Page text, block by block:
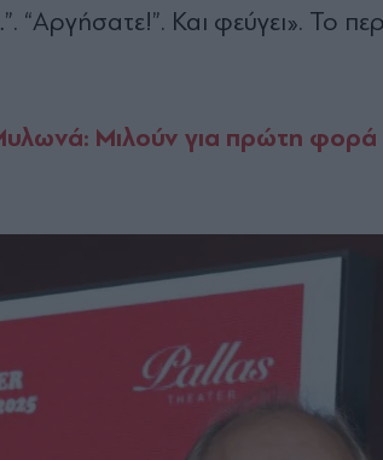
“Αργήσατε!”. Και φεύγει». Το
Μιλούν για πρώτη φορά